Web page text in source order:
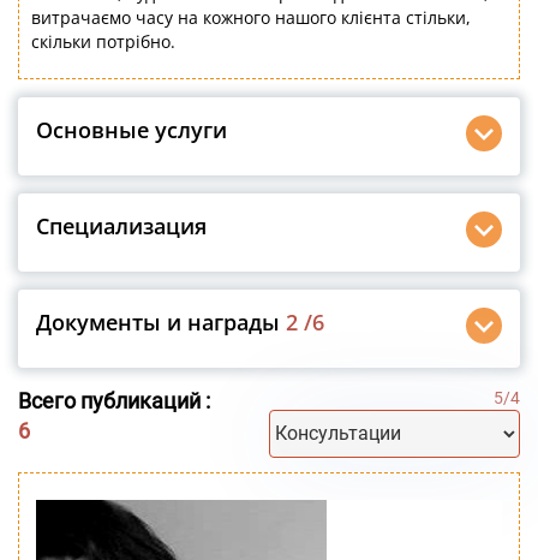
витрачаємо часу на кожного нашого клієнта стільки,
скільки потрібно.
Основные услуги
Специализация
Документы и награды 2 /6
Всего публикаций :
6
5/4